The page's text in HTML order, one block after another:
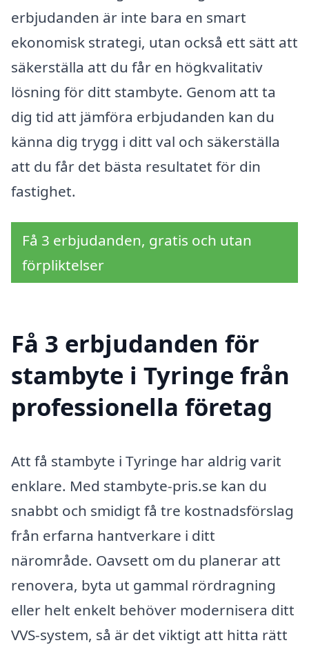
erbjudanden är inte bara en smart
ekonomisk strategi, utan också ett sätt att
säkerställa att du får en högkvalitativ
lösning för ditt stambyte. Genom att ta
dig tid att jämföra erbjudanden kan du
känna dig trygg i ditt val och säkerställa
att du får det bästa resultatet för din
fastighet.
Få 3 erbjudanden, gratis och utan
förpliktelser
Få 3 erbjudanden för
stambyte i Tyringe från
professionella företag
Att få stambyte i Tyringe har aldrig varit
enklare. Med stambyte-pris.se kan du
snabbt och smidigt få tre kostnadsförslag
från erfarna hantverkare i ditt
närområde. Oavsett om du planerar att
renovera, byta ut gammal rördragning
eller helt enkelt behöver modernisera ditt
VVS-system, så är det viktigt att hitta rätt